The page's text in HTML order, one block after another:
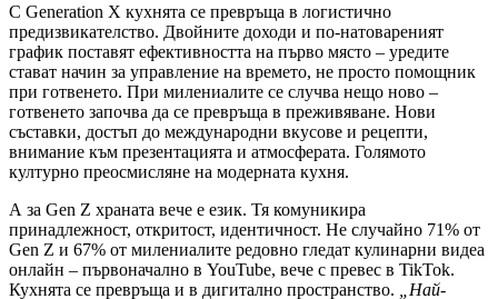
С Generation X кухнята се превръща в логистично
предизвикателство. Двойните доходи и по-натовареният
график поставят ефективността на първо място – уредите
стават начин за управление на времето, не просто помощник
при готвенето. При милениалите се случва нещо ново –
готвенето започва да се превръща в преживяване. Нови
съставки, достъп до международни вкусове и рецепти,
внимание към презентацията и атмосферата. Голямото
културно преосмисляне на модерната кухня.
А за Gen Z храната вече е език. Тя комуникира
принадлежност, откритост, идентичност. Не случайно 71% от
Gen Z и 67% от милениалите редовно гледат кулинарни видеа
онлайн – първоначално в YouTube, вече с превес в TikTok.
Кухнята се превръща и в дигитално пространство.
„Най-